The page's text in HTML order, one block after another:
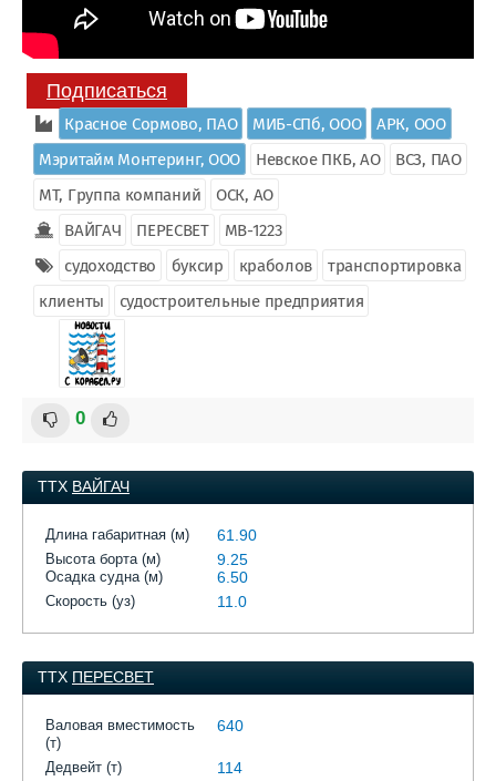
Подписаться
Красное Сормово, ПАО МИБ-СПб, ООО
АРК, ООО
Мэритайм Монтеринг, ООО
Невское ПКБ, АО
ВСЗ, ПАО
МТ, Группа компаний
ОСК, АО
ВАЙГАЧ
ПЕРЕСВЕТ
MB-1223
судоходство
буксир краболов
транспортировка
клиенты
судостроительные предприятия
0
ТТХ ВАЙГАЧ
Длина габаритная (м) 61.90
Высота борта (м) 9.25
Осадка судна (м) 6.50
Скорость (уз) 11.0
ТТХ ПЕРЕСВЕТ
Валовая вместимость
(т)
640
Дедвейт (т) 114